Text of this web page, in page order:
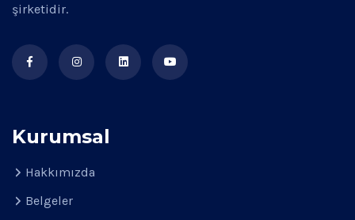
şirketidir.
Kurumsal
Hakkımızda
Belgeler